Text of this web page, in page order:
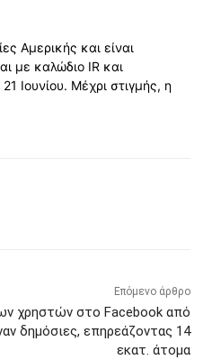
Αμερικής και είναι
με καλώδιο IR και
Ιουνίου. Μέχρι στιγμής, η
Επόμενο άρθρο
χρηστών στο Facebook από
δημόσιες, επηρεάζοντας 14
εκατ. άτομα